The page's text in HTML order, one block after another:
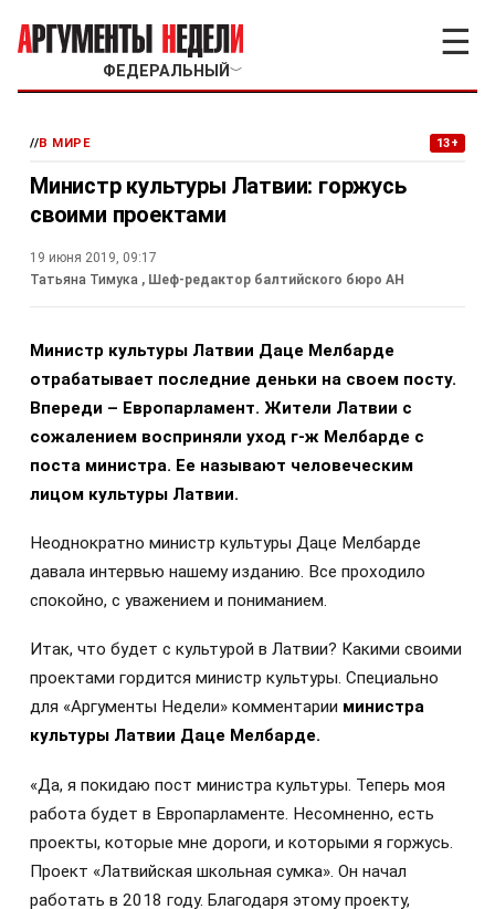
ФЕДЕРАЛЬНЫЙ ﹀
☰
//В МИРЕ 13+
Министр культуры Латвии: горжусь
своими проектами
19 июня 2019, 09:17
Татьяна Тимука , Шеф-редактор балтийского бюро АН
Министр культуры Латвии Даце Мелбарде
отрабатывает последние деньки на своем посту.
Впереди – Европарламент. Жители Латвии с
сожалением восприняли уход г-ж Мелбарде с
поста министра. Ее называют человеческим
лицом культуры Латвии.
Неоднократно министр культуры Даце Мелбарде
давала интервью нашему изданию. Все проходило
спокойно, с уважением и пониманием.
Итак, что будет с культурой в Латвии? Какими своими
проектами гордится министр культуры. Специально
для «Аргументы Недели» комментарии министра
культуры Латвии Даце Мелбарде.
«Да, я покидаю пост министра культуры. Теперь моя
работа будет в Европарламенте. Несомненно, есть
проекты, которые мне дороги, и которыми я горжусь.
Проект «Латвийская школьная сумка». Он начал
работать в 2018 году. Благодаря этому проекту,